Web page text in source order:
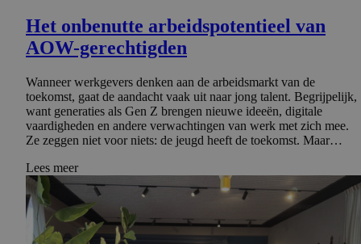
Het onbenutte arbeidspo­ten­tieel van
AOW-gerechtigden
Wanneer werkgevers denken aan de arbeidsmarkt van de
toekomst, gaat de aandacht vaak uit naar jong talent. Begrijpelijk,
want generaties als Gen Z brengen nieuwe ideeën, digitale
vaardigheden en andere verwachtingen van werk met zich mee.
Ze zeggen niet voor niets: de jeugd heeft de toekomst. Maar…
Lees meer